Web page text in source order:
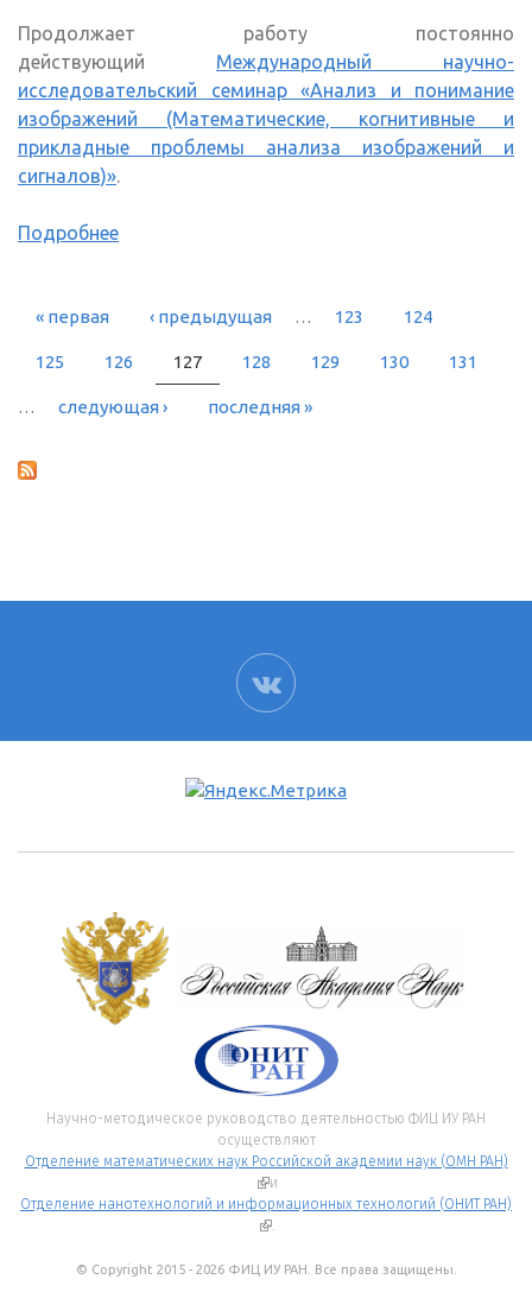
Продолжает работу постоянно
действующий Международный научно-
исследовательский семинар «Анализ и понимание
изображений (Математические, когнитивные и
прикладные проблемы анализа изображений и
сигналов)».
Подробнее
СТРАНИЦЫ
« первая ‹ предыдущая … 123 124
125 126 127 128 129 130 131
… следующая › последняя »
ВК
Научно-методическое руководство деятельностью ФИЦ ИУ РАН
осуществляют
Отделение математических наук Российской академии наук (ОМН РАН)
(внешняя ссылка)
и
Отделение нанотехнологий и информационных технологий (ОНИТ РАН)
(внешняя ссылка)
© Copyright 2015 - 2026 ФИЦ ИУ РАН. Все права защищены.